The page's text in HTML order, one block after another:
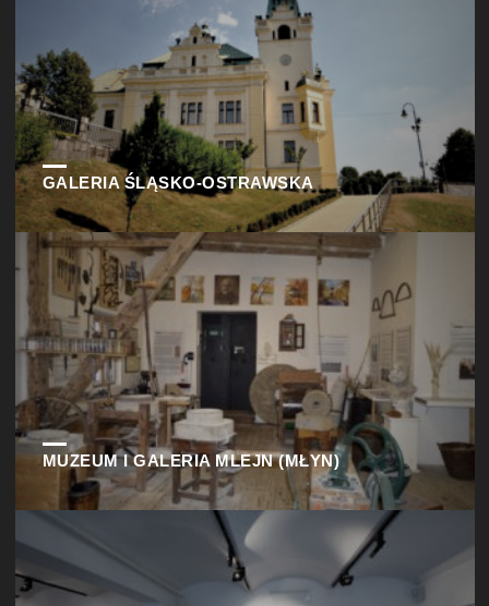
GALERIA ŚLĄSKO-OSTRAWSKA
MUZEUM I GALERIA MLEJN (MŁYN)